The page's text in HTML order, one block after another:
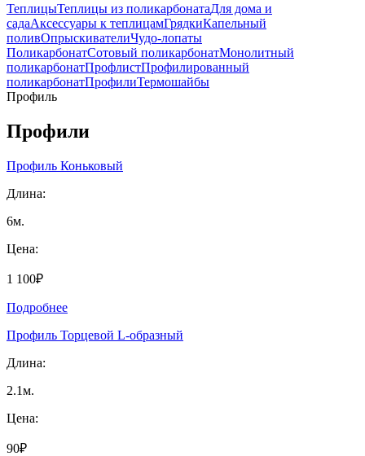
ТеплицыТеплицы из поликарбонатаДля дома и
садаАксессуары к теплицамГрядкиКапельный
поливОпрыскивателиЧудо-лопаты
ПоликарбонатСотовый поликарбонатМонолитный
поликарбонатПрофлистПрофилированный
поликарбонатПрофилиТермошайбы
Профиль
Профили
Профиль Коньковый
Длина:
6м.
Цена:
1 100₽
Подробнее
Профиль Торцевой L-образный
Длина:
2.1м.
Цена:
90₽